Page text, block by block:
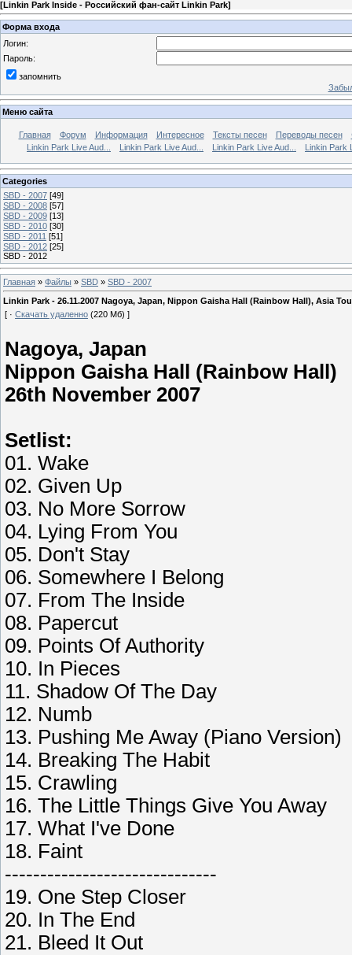
[Linkin Park Inside - Российский фан-сайт Linkin Park]
Форма входа
Логин:
Пароль:
запомнить
Меню сайта
Главная Форум Информация Интересное Тексты песен Переводы песен
Linkin Park Live Aud...
Linkin Park Live Aud... Linkin Park Live Aud... Linkin Park
Categories
SBD - 2007 [49]
SBD - 2008 [57]
SBD - 2009 [13]
SBD - 2010 [30]
SBD - 2011 [51]
SBD - 2012 [25]
SBD - 2012
Главная » Файлы » SBD » SBD - 2007
Linkin Park - 26.11.2007 Nagoya, Japan, Nippon Gaisha Hall (Rainbow Hall), Asia
[ · Скачать удаленно (220 Мб) ]
Nagoya, Japan
Nippon Gaisha Hall (Rainbow Hall)
26th November 2007
Setlist:
01. Wake
02. Given Up
03. No More Sorrow
04. Lying From You
05. Don't Stay
06. Somewhere I Belong
07. From The Inside
08. Papercut
09. Points Of Authority
10. In Pieces
11. Shadow Of The Day
12. Numb
13. Pushing Me Away (Piano Version)
14. Breaking The Habit
15. Crawling
16. The Little Things Give You Away
17. What I've Done
18. Faint
------------------------------
19. One Step Closer
20. In The End
21. Bleed It Out